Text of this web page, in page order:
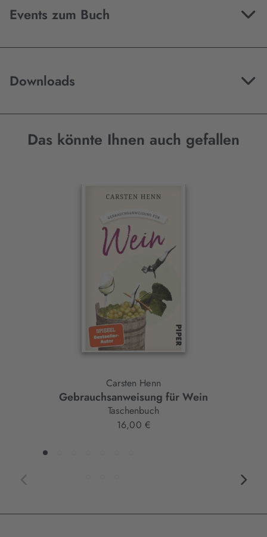
Events zum Buch
Downloads
Das könnte Ihnen auch gefallen
Carsten Henn
Gebrauchsanweisung für Wein
Taschenbuch
16,00 €